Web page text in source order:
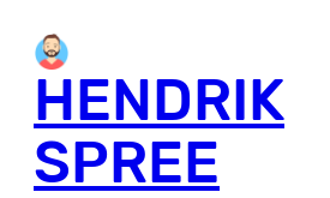
HENDRIK
SPREE